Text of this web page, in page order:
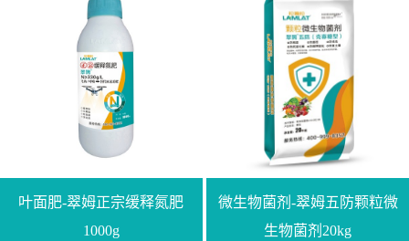
叶面肥-翠姆正宗缓释氮肥
1000g
微生物菌剂-翠姆五防颗粒微
生物菌剂20kg